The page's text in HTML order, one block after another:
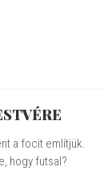
a focit említjük.
hogy futsal?